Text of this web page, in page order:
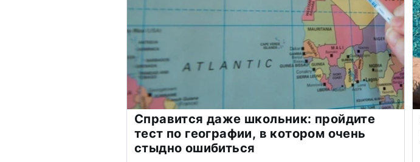
Справится даже школьник: пройдите
тест по географии, в котором очень
стыдно ошибиться